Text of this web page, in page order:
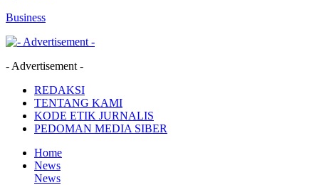
Business
- Advertisement -
REDAKSI
TENTANG KAMI
KODE ETIK JURNALIS
PEDOMAN MEDIA SIBER
Home
News
News